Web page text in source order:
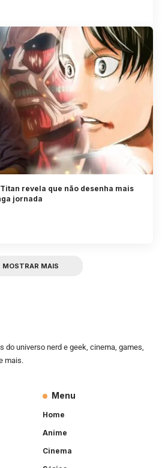
revela que não desenha mais
jornada
MOSTRAR MAIS
do universo nerd e geek, cinema, games,
mais.
Menu
Home
Anime
Cinema